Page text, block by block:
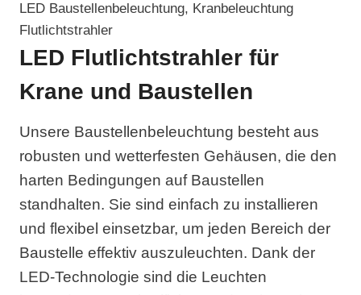
LED Baustellenbeleuchtung, Kranbeleuchtung
Flutlichtstrahler
LED Flutlichtstrahler für
Krane und Baustellen
Unsere Baustellenbeleuchtung besteht aus
robusten und wetterfesten Gehäusen, die den
harten Bedingungen auf Baustellen
standhalten. Sie sind einfach zu installieren
und flexibel einsetzbar, um jeden Bereich der
Baustelle effektiv auszuleuchten. Dank der
LED-Technologie sind die Leuchten